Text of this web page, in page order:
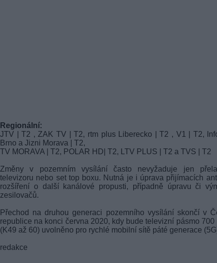
Regionální:
JTV | T2 , ZAK TV | T2, rtm plus Liberecko | T2 , V1 | T2,
Brno a Jizni Morava | T2,
TV MORAVA | T2, POLAR HD| T2, LTV PLUS | T2 a TVS | T2
Změny v pozemním vysílání často nevyžaduje jen
televizoru nebo set top boxu. Nutná je i úprava přijímacích
rozšíření o další kanálové propusti, případně úpravu či
zesilovačů.
Přechod na druhou generaci pozemního vysílání skončí v
republice na konci června 2020, kdy bude televizní pásmo 700
(K49 až 60) uvolněno pro rychlé mobilní sítě páté generace
redakce